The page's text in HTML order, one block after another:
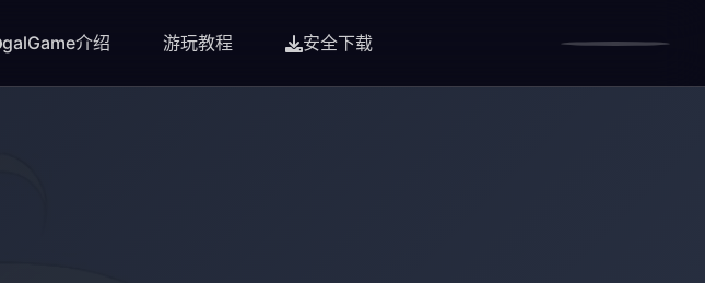
galGame介绍 游玩教程 安全下载